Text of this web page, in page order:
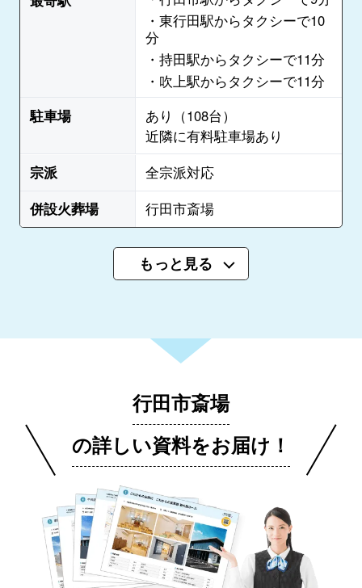
・東行田駅からタクシーで10
分
・持田駅からタクシーで11分
・吹上駅からタクシーで11分
駐車場
あり（108台）
近隣に有料駐車場あり
宗派
全宗派対応
併設火葬場
行田市斎場
もっと見る
行田市斎場
の詳しい資料をお届け！